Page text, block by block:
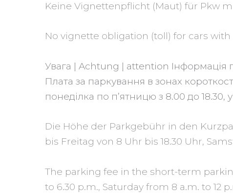
Keine Vignettenpflicht (Maut) für Pkw
No vignette obligation (toll) for cars
Увага | Achtung | attention Інформація
Плата за паркування в зонах
понеділка по п’ятницю з 8.00 до
Die Höhe der Parkgebühr in den
bis Freitag von 8 Uhr bis 18.30 Uhr,
The parking fee in the short-term
to 6.30 p.m., Saturday from 8 a.m. to